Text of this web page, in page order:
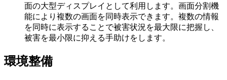
面の大型ディスプレイとして利用します。画面分割機
能により複数の画面を同時表示できます。複数の情報
を同時に表示することで被害状況を最大限に把握し、
被害を最小限に抑える手助けをします。
環境整備